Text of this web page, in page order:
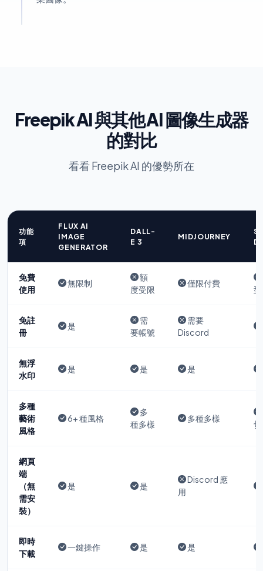
Freepik AI 與其他 AI 圖像生成器
的對比
看看 Freepik AI 的優勢所在
功能
項
FLUX AI
IMAGE
GENERATOR
DALL-
E 3
MIDJOURNEY
免費
使用
無限制
額
度受限
僅限付費
型
免註
冊
是
需
要帳號
需要
Discord
無浮
水印
是 是 是
多種
藝術
風格
6+ 種風格
多
種多樣
多種多樣
網頁
端
（無
需安
裝）
是 是
Discord 應
用
即時
下載
一鍵操作 是 是